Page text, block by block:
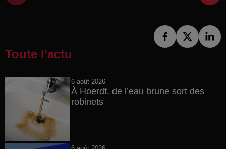
Toute l'actu
6 août 2026
À Hoerdt, de l’eau brune sort des
robinets